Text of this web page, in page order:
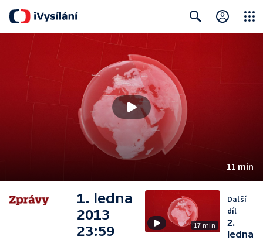
11 min
1. ledna
2013
23:59
17 min
Další
díl
2.
ledna